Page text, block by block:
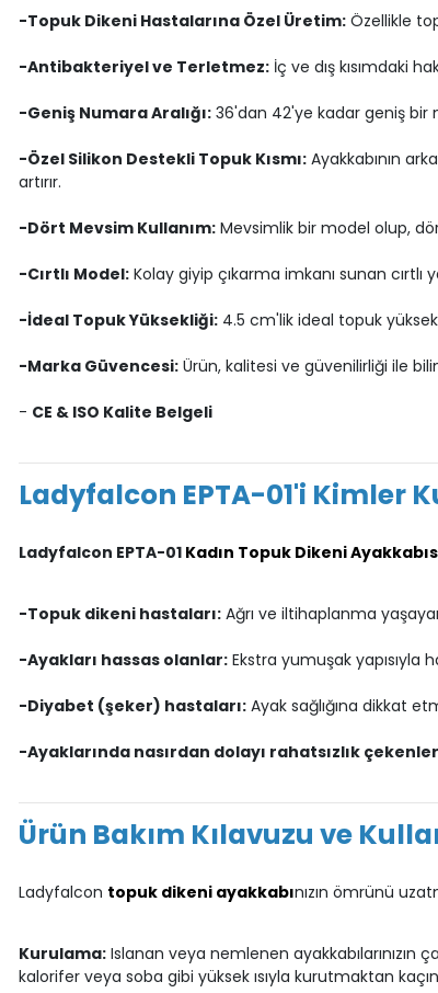
-Topuk Dikeni Hastalarına Özel Üretim:Özellikle
-Antibakteriyel ve Terletmez:İç ve dış kısımdaki
-Geniş Numara Aralığı:36'dan 42'ye kadar geniş bir
-Özel Silikon Destekli Topuk Kısmı:Ayakkabının
artırır.
-Dört Mevsim Kullanım:Mevsimlik bir model olup,
-Cırtlı Model:Kolay giyip çıkarma imkanı sunan cırtlı
-İdeal Topuk Yüksekliği:4.5 cm'lik ideal topuk
-Marka Güvencesi:Ürün, kalitesi ve güvenilirliği ile
- CE & ISO Kalite Belgeli
Ladyfalcon EPTA-01'i Kimler
Ladyfalcon EPTA-01 Kadın Topuk Dikeni
-Topuk dikeni hastaları:Ağrı ve iltihaplanma
-Ayakları hassas olanlar:Ekstra yumuşak yapısıyla
-Diyabet (şeker) hastaları:Ayak sağlığına dikkat
-Ayaklarında nasırdan dolayı rahatsızlık
Ürün Bakım Kılavuzu ve
Ladyfalcon topuk dikeni ayakkabınızın ömrünü
Kurulama:Islanan veya nemlenen ayakkabılarınızın
kalorifer veya soba gibi yüksek ısıyla kurutmaktan